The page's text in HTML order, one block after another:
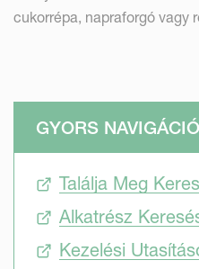
cukorrépa, napraforgó vagy
GYORS NAVIGÁCIÓ
Találja Meg
Alkatrész
Kezelési